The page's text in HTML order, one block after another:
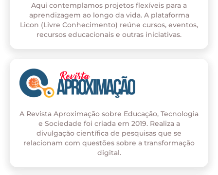
Aqui contemplamos projetos flexíveis para a
aprendizagem ao longo da vida. A plataforma
Licon (Livre Conhecimento) reúne cursos, eventos,
recursos educacionais e outras iniciativas.
A Revista Aproximação sobre Educação, Tecnologia
e Sociedade foi criada em 2019. Realiza a
divulgação científica de pesquisas que se
relacionam com questões sobre a transformação
digital.